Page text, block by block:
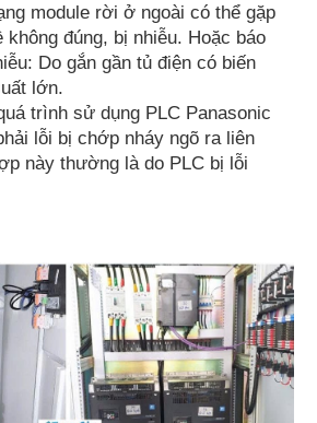
module rời ở ngoài có thể gặp
đúng, bị nhiễu. Hoặc báo
Do gắn gần tủ điện có biến
lớn.
trình sử dụng PLC Panasonic
lỗi bị chớp nháy ngõ ra liên
này thường là do PLC bị lỗi